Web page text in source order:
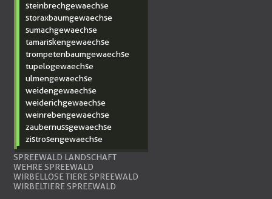
steinbrechgewaechse
storaxbaumgewaechse
sumachgewaechse
tamariskengewaechse
trompetenbaumgewaechse
tupelogewaechse
ulmengewaechse
weidengewaechse
weiderichgewaechse
weinrebengewaechse
zaubernussgewaechse
zistrosengewaechse
SPREEWALD LANDSCHAFT
WEHRE SPREEWALD
WIRBELLOSE TIERE SPREEWALD
WIRBELTIERE SPREEWALD